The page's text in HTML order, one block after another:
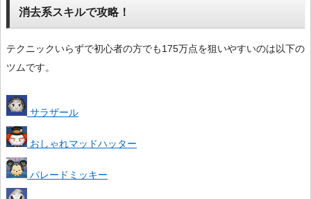
消去系スキルで攻略！
テクニックいらずで初心者の方でも175万点を狙いやすいのは以下の
ツムです。
サラザール
おしゃれマッドハッター
パレードミッキー